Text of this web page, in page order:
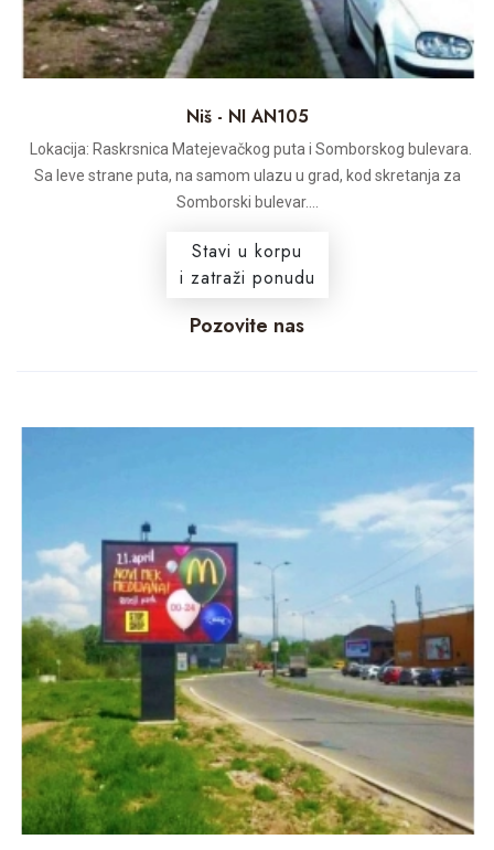
Niš - NI AN105
Lokacija: Raskrsnica Matejevačkog puta i Somborskog bulevara.
Sa leve strane puta, na samom ulazu u grad, kod skretanja za
Somborski bulevar....
Stavi u korpu
i zatraži ponudu
Pozovite nas